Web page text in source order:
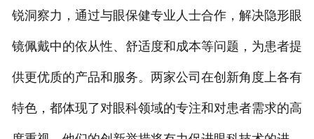
锐洞察力，通过与眼保健专业人士合作，解决隐形眼
镜佩戴中的依从性、舒适度和成本等问题，为患者提
供更优质的产品和服务。两家公司在创新角度上各有
特色，都体现了对眼科领域的专注和对患者需求的高